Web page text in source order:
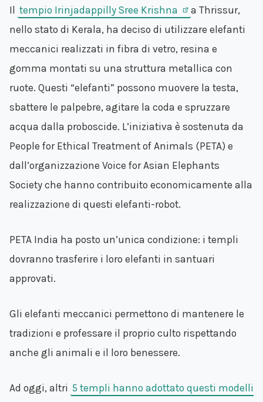
Il tempio Irinjadappilly Sree Krishna
a Thrissur,
nello stato di Kerala, ha deciso di utilizzare elefanti
meccanici realizzati in fibra di vetro, resina e
gomma montati su una struttura metallica con
ruote. Questi “elefanti” possono muovere la testa,
sbattere le palpebre, agitare la coda e spruzzare
acqua dalla proboscide. L’iniziativa è sostenuta da
People for Ethical Treatment of Animals (PETA) e
dall’organizzazione Voice for Asian Elephants
Society che hanno contribuito economicamente alla
realizzazione di questi elefanti-robot.
PETA India ha posto un’unica condizione: i templi
dovranno trasferire i loro elefanti in santuari
approvati.
Gli elefanti meccanici permettono di mantenere le
tradizioni e professare il proprio culto rispettando
anche gli animali e il loro benessere.
Ad oggi, altri 5 templi hanno adottato questi modelli